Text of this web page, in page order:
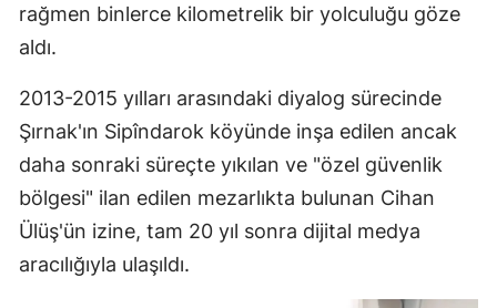
rağmen binlerce kilometrelik bir yolculuğu göze
aldı.
2013-2015 yılları arasındaki diyalog sürecinde
Şırnak'ın Sipîndarok köyünde inşa edilen ancak
daha sonraki süreçte yıkılan ve "özel güvenlik
bölgesi" ilan edilen mezarlıkta bulunan Cihan
Ülüş'ün izine, tam 20 yıl sonra dijital medya
aracılığıyla ulaşıldı.